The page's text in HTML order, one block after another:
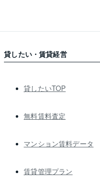
貸したい・賃貸経営
貸したいTOP
無料賃料査定
マンション賃料データ
賃貸管理プラン